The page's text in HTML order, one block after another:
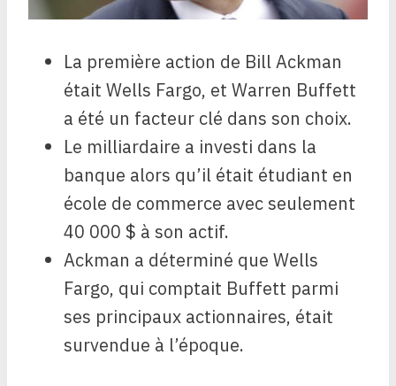
La première action de Bill Ackman
était Wells Fargo, et Warren Buffett
a été un facteur clé dans son choix.
Le milliardaire a investi dans la
banque alors qu’il était étudiant en
école de commerce avec seulement
40 000 $ à son actif.
Ackman a déterminé que Wells
Fargo, qui comptait Buffett parmi
ses principaux actionnaires, était
survendue à l’époque.